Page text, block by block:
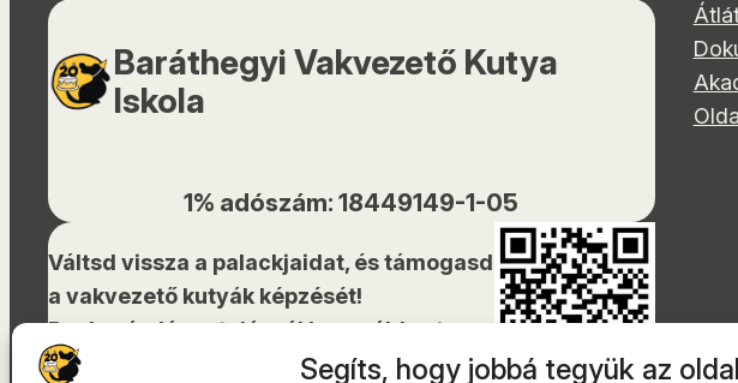
Segíts, hogy jobbá tegyük az
Baráthegyi Vakvezető Kutya
Iskola
1% adószám: 18449149-1-05
Váltsd vissza a palackjaidat, és támogasd
a vakvezető kutyák képzését!
Bankszámlára utalásnál használd ezt a
QR-kódot!